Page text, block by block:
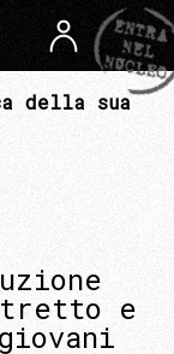
della sua
e